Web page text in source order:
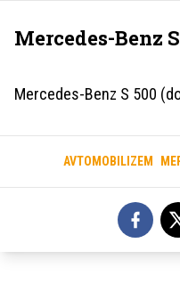
Mercedes-Benz
Mercedes-Benz S 500
AVTOMOBILIZEM